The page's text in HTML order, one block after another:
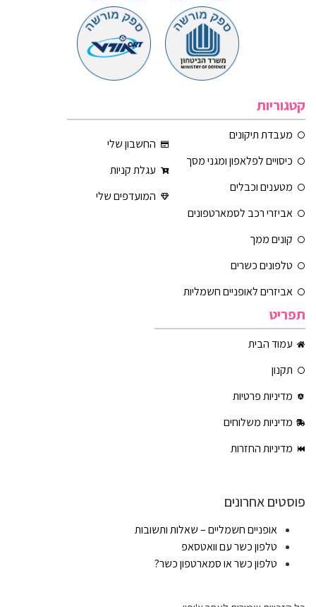
קטגוריות
מעבדת תיקונים
כיסויים לפלאפון ומגני מסך
מטענים וכבלים
אביזרי רכב לסמארטפונים
קונים ממך
טלפונים כשרים
אביזרים לאופניים חשמליות
החשבון שלי
עגלת קניות
המועדפים שלי
תפריט
עמוד הבית
תקנון
מדיניות פרטיות
מדיניות משלוחים
מדיניות החזרות
פוסטים אחרונים
אופניים חשמליים – שאלות ותשובות
טלפון כשר עם וואטסאפ
טלפון כשר או סמארטפון כשר?